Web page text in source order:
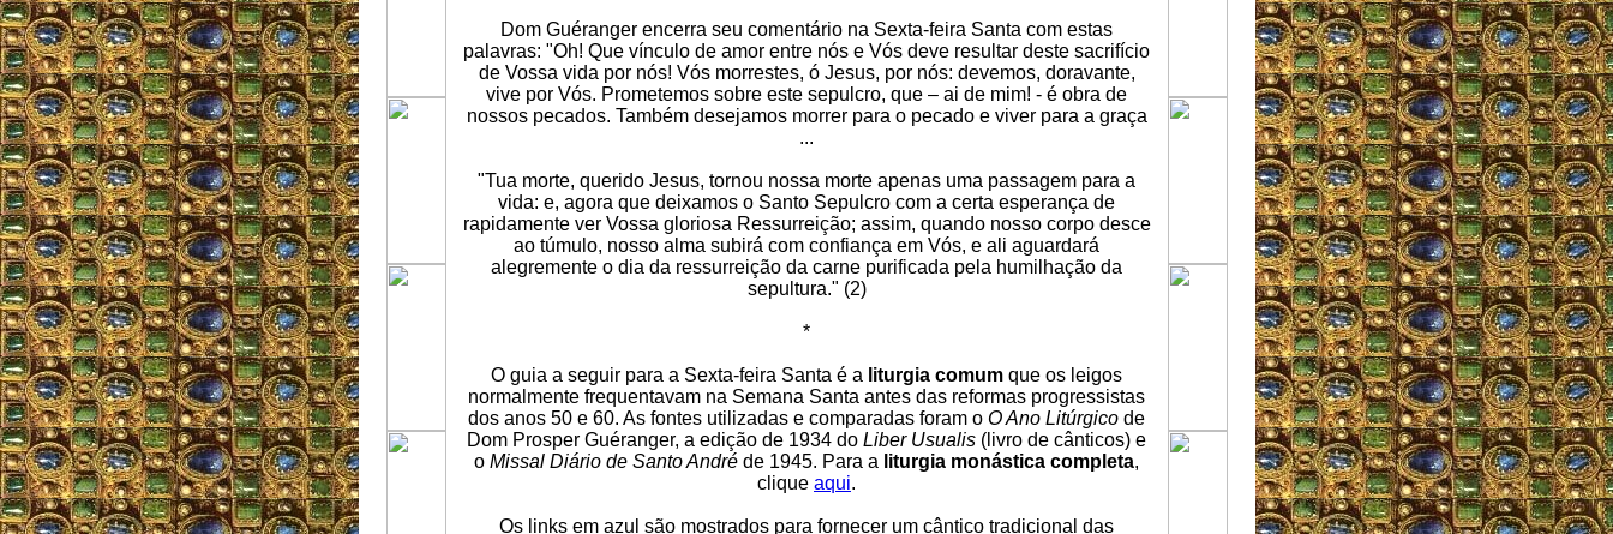
Dom Guéranger encerra seu comentário na Sexta-feira Santa com estas
palavras: "Oh! Que vínculo de amor entre nós e Vós deve resultar deste sacrifício
de Vossa vida por nós! Vós morrestes, ó Jesus, por nós: devemos, doravante,
vive por Vós. Prometemos sobre este sepulcro, que – ai de mim! - é obra de
nossos pecados. Também desejamos morrer para o pecado e viver para a graça
...
"Tua morte, querido Jesus, tornou nossa morte apenas uma passagem para a
vida: e, agora que deixamos o Santo Sepulcro com a certa esperança de
rapidamente ver Vossa gloriosa Ressurreição; assim, quando nosso corpo desce
ao túmulo, nosso alma subirá com confiança em Vós, e ali aguardará
alegremente o dia da ressurreição da carne purificada pela humilhação da
sepultura." (2)
*
O guia a seguir para a Sexta-feira Santa é a liturgia comum que os leigos
normalmente frequentavam na Semana Santa antes das reformas progressistas
dos anos 50 e 60. As fontes utilizadas e comparadas foram o O Ano Litúrgico de
Dom Prosper Guéranger, a edição de 1934 do Liber Usualis (livro de cânticos) e
o Missal Diário de Santo André de 1945. Para a liturgia monástica completa,
clique aqui.
Os links em azul são mostrados para fornecer um cântico tradicional das